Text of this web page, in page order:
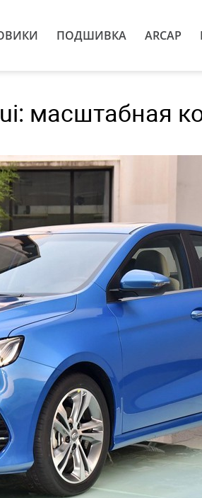
ПОДШИВКА ARCAP
масштабная